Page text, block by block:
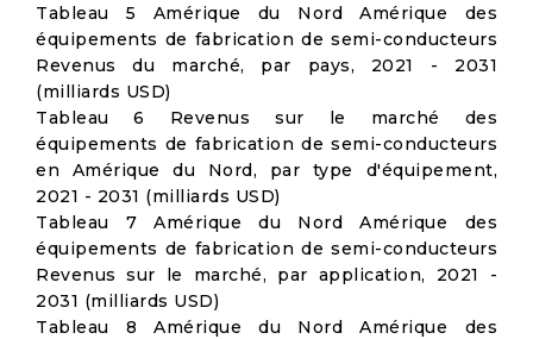
Tableau 5 Amérique du Nord Amérique des
équipements de fabrication de semi-conducteurs
Revenus du marché, par pays, 2021 - 2031
(milliards USD)
Tableau 6 Revenus sur le marché des
équipements de fabrication de semi-conducteurs
en Amérique du Nord, par type d'équipement,
2021 - 2031 (milliards USD)
Tableau 7 Amérique du Nord Amérique des
équipements de fabrication de semi-conducteurs
Revenus sur le marché, par application, 2021 -
2031 (milliards USD)
Tableau 8 Amérique du Nord Amérique des